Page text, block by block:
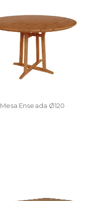
Mesa Enseada Ø120